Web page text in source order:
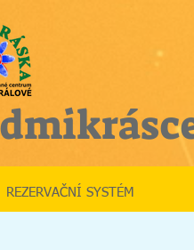
REZERVAČNÍ SYSTÉM